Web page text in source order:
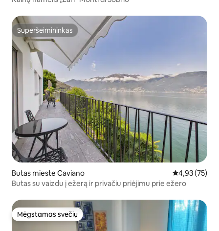
Superšeimininkas
Superšeimininkas
Butas mieste Caviano Vidutinis
4,93 (75)
Butas su vaizdu į ežerą ir privačiu priėjimu prie ežero
Mėgstamas svečių
Mėgstamas svečių